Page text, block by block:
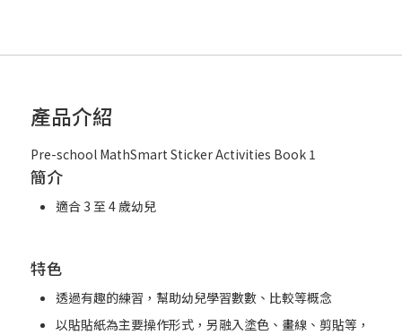
產品介紹
Pre-school MathSmart Sticker Activities Book 1
簡介
適合 3 至 4 歲幼兒
特色
透過有趣的練習，幫助幼兒學習數數、比較等概念
以貼貼紙為主要操作形式，另融入塗色、畫線、剪貼等，